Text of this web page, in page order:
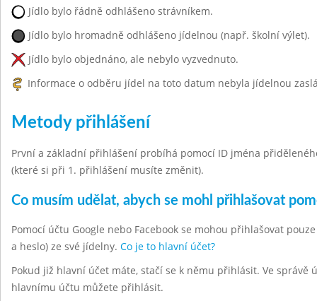
Jídlo bylo řádně odhlášeno strávníkem.
Jídlo bylo hromadně odhlášeno jídelnou (např. školní výlet).
Jídlo bylo objednáno, ale nebylo vyzvednuto.
Informace o odběru jídel na toto datum nebyla jídelnou
Metody přihlášení
První a základní přihlášení probíhá pomocí ID jména
(které si při 1. přihlášení musíte změnit).
Co musím udělat, abych se mohl přihlašovat
Pomocí účtu Google nebo Facebook se mohou přihlašovat
a heslo) ze své jídelny. Co je to hlavní účet?
Pokud již hlavní účet máte, stačí se k němu přihlásit. Ve
hlavnímu účtu můžete přihlásit.